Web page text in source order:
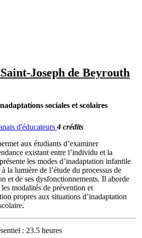
Joseph de Beyrouth
sociales et scolaires
d'éducateurs4 crédits
aux étudiants d’examiner
existant entre l’individu et la
les modes d’inadaptation infantile
la lumière de l’étude du processus de
et de ses dysfonctionnements. Il aborde
modalités de prévention et
propres aux situations d’inadaptation
: 23.5 heures